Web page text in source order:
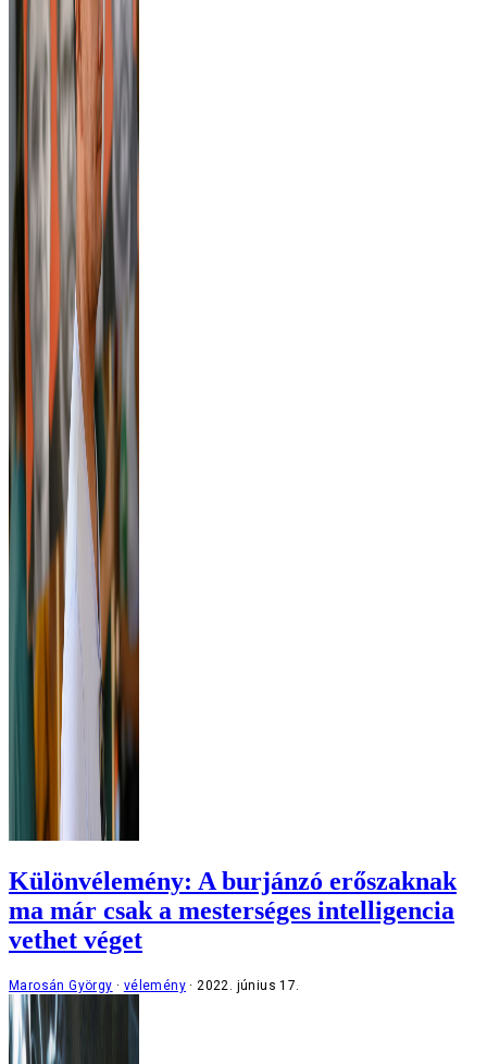
Különvélemény: A burjánzó erőszaknak
ma már csak a mesterséges intelligencia
vethet véget
Marosán György vélemény 2022. június 17.